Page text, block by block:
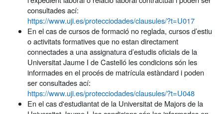
consultades ací:
https://www.uji.es/protecciodades/clausules/?t=U017
En el cas de cursos de formació no reglada, cursos d’estiu
o activitats formatives que no estan directament
connectades a una assignatura d’estudis oficials de la
Universitat Jaume I de Castelló les condicions són les
informades en el procés de matrícula estàndard i poden
ser consultades ací:
https://www.uji.es/protecciodades/clausules/?t=U048
En el cas d'estudiantat de la Universitat de Majors de la